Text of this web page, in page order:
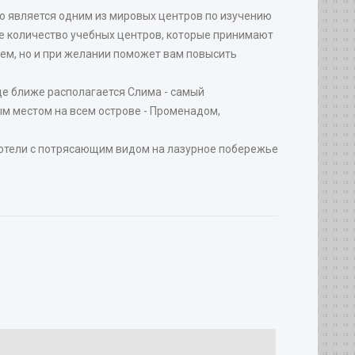
является одним из мировых центров по изучению
количество учебных центров, которые принимают
но и при желании поможет вам повысить
ближе располагается Слима - самый
местом на всем острове - Променадом,
с потрясающим видом на лазурное побережье